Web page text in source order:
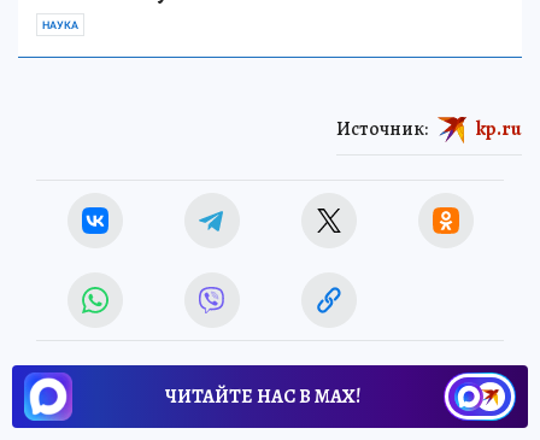
НАУКА
Источник: kp.ru
ЧИТАЙТЕ НАС В МАХ!